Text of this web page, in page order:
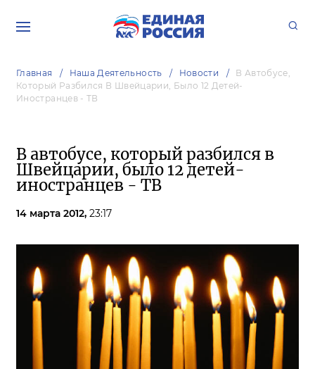
Главная Наша Деятельность Новости
В Автобусе,
Который Разбился В Швейцарии, Было 12 Детей-
Иностранцев - ТВ
В автобусе, который разбился в
Швейцарии, было 12 детей-
иностранцев - ТВ
14 марта 2012, 23:17